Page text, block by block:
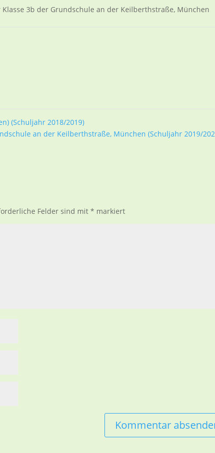
3b der Grundschule an der Keilberthstraße, München
(Schuljahr 2018/2019)
an der Keilberthstraße, München (Schuljahr 2019/
Felder sind mit* markiert